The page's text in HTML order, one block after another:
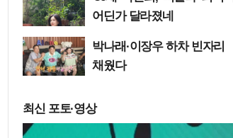
어딘가 달라졌네
박나래·이장우 하차 빈자리
채웠다
최신 포토·영상